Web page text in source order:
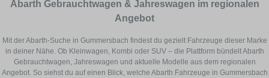
Abarth Gebrauchtwagen & Jahreswagen im regionalen
Angebot
Mit der Abarth-Suche in Gummersbach findest du gezielt Fahrzeuge dieser Marke
in deiner Nähe. Ob Kleinwagen, Kombi oder SUV – die Plattform bündelt Abarth
Gebrauchtwagen, Jahreswagen und aktuelle Modelle aus dem regionalen
Angebot. So siehst du auf einen Blick, welche Abarth Fahrzeuge in Gummersbach